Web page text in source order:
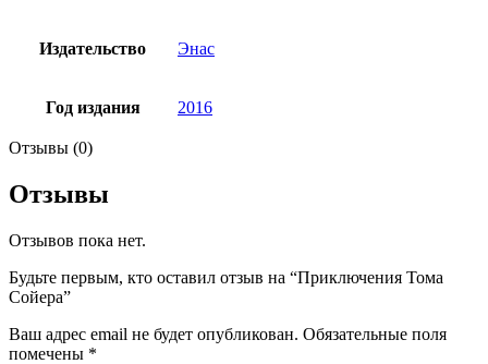
Издательство Энас
Год издания 2016
Отзывы (0)
Отзывы
Отзывов пока нет.
Будьте первым, кто оставил отзыв на “Приключения Тома
Сойера”
Ваш адрес email не будет опубликован. Обязательные поля
помечены *